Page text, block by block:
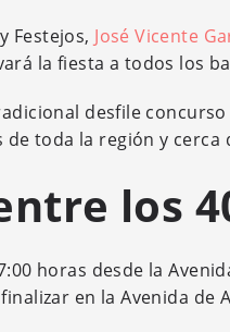
Festejos, José Vicente
la fiesta a todos los
desfile
toda la región y cerca
los
horas desde la
en la Avenida de